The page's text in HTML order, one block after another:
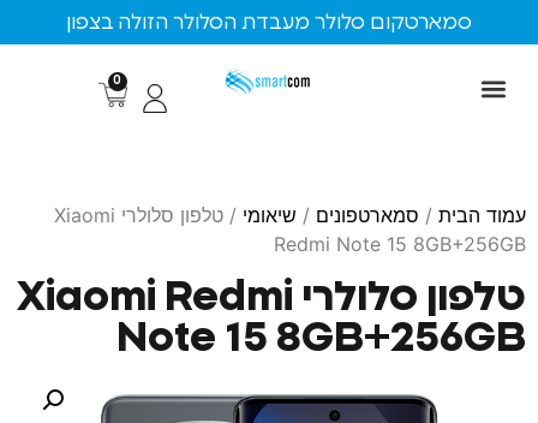
סלולר מעבדת הסלולר הזולה בצפון
/סמארטפונים/שיאומי
/ טלפון סלולרי Xiaomi
Redmi Note 15
טלפון סלולרי Xiaomi Redmi
Note 15